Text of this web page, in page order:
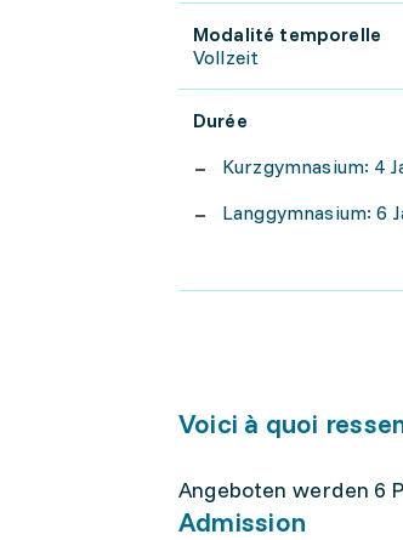
Modalité temporelle
Vollzeit
Durée
Kurzgymnasium: 4
Langgymnasium: 6
Voici à quoi
Angeboten werden 6
Admission